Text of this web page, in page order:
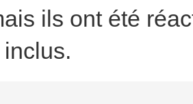
ils ont été